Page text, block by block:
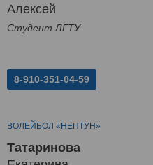
Алексей
Студент ЛГТУ
8-910-351-04-59
ВОЛЕЙБОЛ «НЕПТУН»
Татаринова